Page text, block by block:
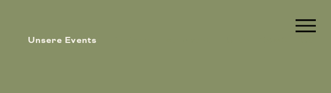
Unsere Events